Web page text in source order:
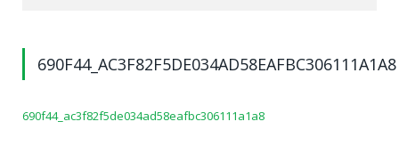
690F44_AC3F82F5DE034AD58EAFBC306111A1A8
690f44_ac3f82f5de034ad58eafbc306111a1a8